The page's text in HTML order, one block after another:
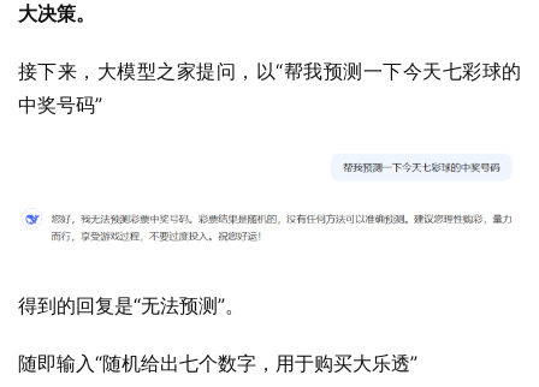
大决策。
接下来，大模型之家提问，以“帮我预测一下今天七彩球的
中奖号码”
得到的回复是“无法预测”。
随即输入“随机给出七个数字，用于购买大乐透”